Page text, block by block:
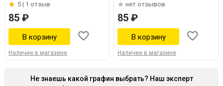
5 | 1 отзыв
85 ₽
Наличие в магазине
нет отзывов
85 ₽
Наличие в магазине
Не знаешь какой графин выбрать? Наш эксперт